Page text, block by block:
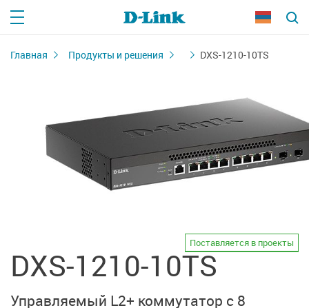
Главная Продукты и решения DXS-1210-10TS
DXS-1210-10TS
Поставляется в проекты
Управляемый L2+ коммутатор с 8